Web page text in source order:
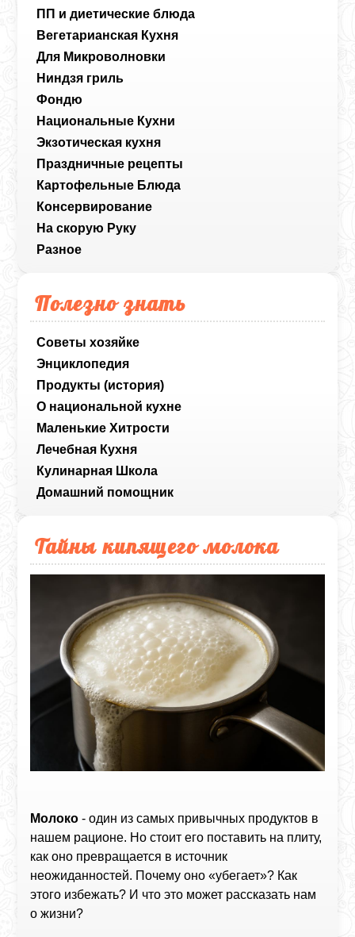
ПП и диетические блюда
Вегетарианская Кухня
Для Микроволновки
Ниндзя гриль
Фондю
Национальные Кухни
Экзотическая кухня
Праздничные рецепты
Картофельные Блюда
Консервирование
На скорую Руку
Разное
Полезно знать
Советы хозяйке
Энциклопедия
Продукты (история)
О национальной кухне
Маленькие Хитрости
Лечебная Кухня
Кулинарная Школа
Домашний помощник
Тайны кипящего молока
Молоко - один из самых привычных продуктов в
нашем рационе. Но стоит его поставить на плиту,
как оно превращается в источник
неожиданностей. Почему оно «убегает»? Как
этого избежать? И что это может рассказать нам
о жизни?